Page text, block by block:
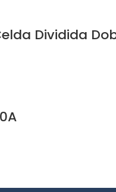
Dividida